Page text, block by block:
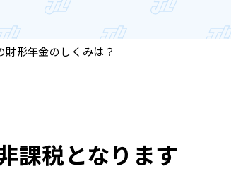
財形年金のしくみは？
課税となります